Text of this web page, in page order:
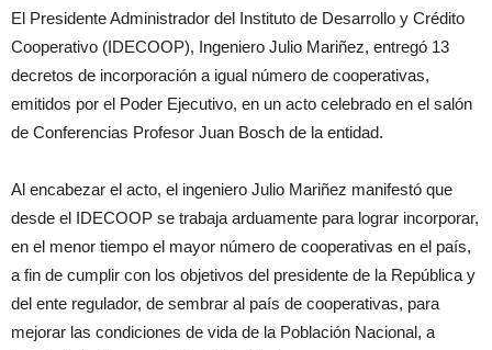
El Presidente Administrador del Instituto de Desarrollo y Crédito
Cooperativo (IDECOOP), Ingeniero Julio Mariñez, entregó 13
decretos de incorporación a igual número de cooperativas,
emitidos por el Poder Ejecutivo, en un acto celebrado en el salón
de Conferencias Profesor Juan Bosch de la entidad.
Al encabezar el acto, el ingeniero Julio Mariñez manifestó que
desde el IDECOOP se trabaja arduamente para lograr incorporar,
en el menor tiempo el mayor número de cooperativas en el país,
a fin de cumplir con los objetivos del presidente de la República y
del ente regulador, de sembrar al país de cooperativas, para
mejorar las condiciones de vida de la Población Nacional, a